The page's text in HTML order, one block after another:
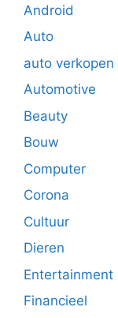
Android
Auto
auto verkopen
Automotive
Beauty
Bouw
Computer
Corona
Cultuur
Dieren
Entertainment
Financieel